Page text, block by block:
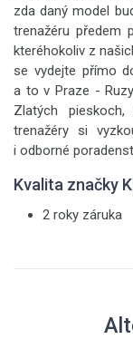
zda daný model
trenažéru předem
kteréhokoliv z
se vydejte přímo
a to v Praze -
Zlatých
trenažéry si
i odborné
Kvalita značky
2 roky záruka